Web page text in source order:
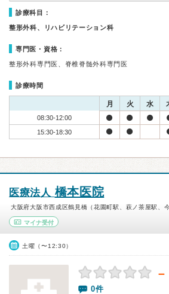
診療科目：
整形外科、リハビリテーション科
専門医・資格：
整形外科専門医、脊椎脊髄外科専門医
診療時間
月 火 水
08:30-12:00
15:30-18:30
医療法人 橋本医院
大阪府大阪市西成区鶴見橋（花園町駅、萩ノ茶屋駅、今
マイナ受付
土曜（〜12:30）
－
0件